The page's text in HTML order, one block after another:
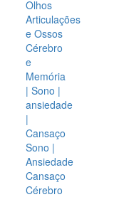
Olhos
Articulações
e Ossos
Cérebro
e
Memória
| Sono |
ansiedade
|
Cansaço
Sono |
Ansiedade
Cansaço
Cérebro